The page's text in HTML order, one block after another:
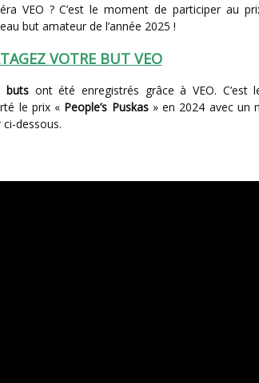
VEO ? C’est le moment de participer au
but amateur de l’année 2025 !
VOTRE BUT VEO
butsont été enregistrés grâce à VEO. C’est
le prix « People’s Puskas» en 2024 avec un
dessous.